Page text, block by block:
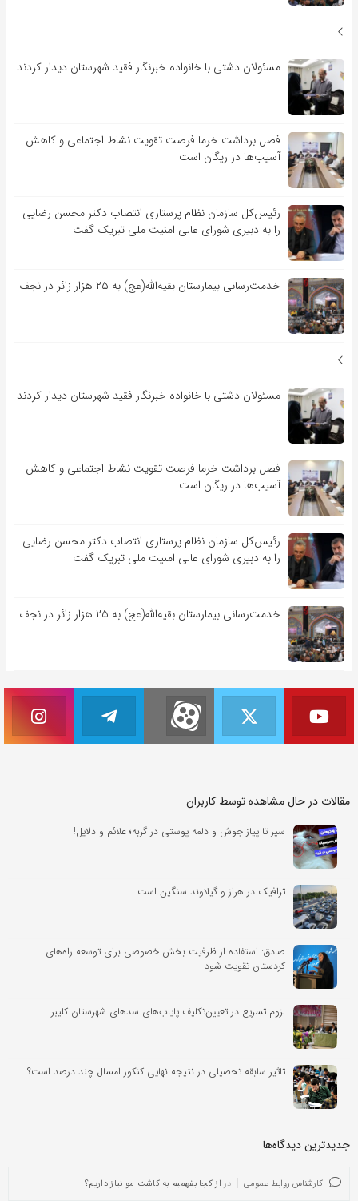
مسئولان دشتی با خانواده خبرنگار فقید شهرستان دیدار کردند
فصل برداشت خرما فرصت تقویت نشاط اجتماعی و کاهش
آسیب‌ها در ریگان است
رئیس‌کل سازمان نظام پرستاری انتصاب دکتر محسن رضایی
را به دبیری شورای عالی امنیت ملی تبریک گفت
خدمت‌رسانی بیمارستان بقیه‌الله(عج) به ۲۵ هزار زائر در نجف
مسئولان دشتی با خانواده خبرنگار فقید شهرستان دیدار کردند
فصل برداشت خرما فرصت تقویت نشاط اجتماعی و کاهش
آسیب‌ها در ریگان است
رئیس‌کل سازمان نظام پرستاری انتصاب دکتر محسن رضایی
را به دبیری شورای عالی امنیت ملی تبریک گفت
خدمت‌رسانی بیمارستان بقیه‌الله(عج) به ۲۵ هزار زائر در نجف
مقالات در حال مشاهده توسط کاربران
سیر تا پیاز جوش و دلمه پوستی در گربه؛ علائم و دلایل!
ترافیک در هراز و گیلاوند سنگین است
صادق: استفاده از ظرفیت بخش خصوصی برای توسعه راه‌های
کردستان تقویت شود
لزوم تسریع در تعیین‌تکلیف پایاب‌های سدهای شهرستان کلیبر
تاثیر سابقه تحصیلی در نتیجه نهایی کنکور امسال چند درصد است؟
جدیدترین دیدگاه‌‌ها
کارشناس روابط عمومی در از کجا بفهمیم به کاشت مو نیاز داریم؟